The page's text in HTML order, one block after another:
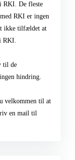
RKI. De fleste
RKI er ingen
ikke tilfældet at
RKI.
til de
hindring.
velkommen til at
en mail til